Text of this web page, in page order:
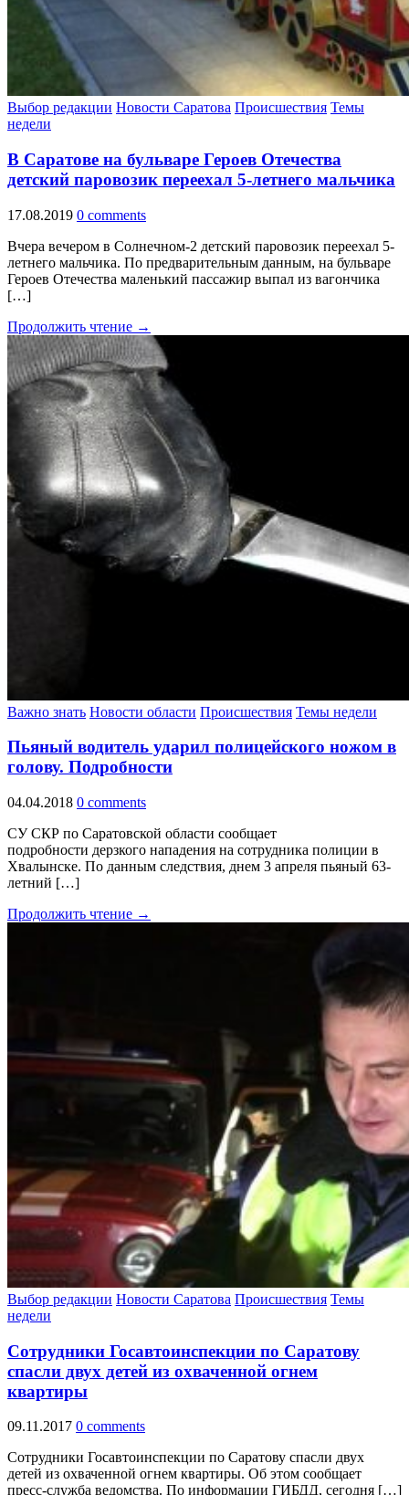
Выбор редакции Новости Саратова Происшествия Темы
недели
В Саратове на бульваре Героев Отечества
детский паровозик переехал 5-летнего мальчика
17.08.2019 0 comments
Вчера вечером в Солнечном-2 детский паровозик переехал 5-
летнего мальчика. По предварительным данным, на бульваре
Героев Отечества маленький пассажир выпал из вагончика
[…]
Продолжить чтение →
Важно знать Новости области Происшествия Темы недели
Пьяный водитель ударил полицейского ножом в
голову. Подробности
04.04.2018 0 comments
СУ СКР по Саратовской области сообщает
подробности дерзкого нападения на сотрудника полиции в
Хвалынске. По данным следствия, днем 3 апреля пьяный 63-
летний […]
Продолжить чтение →
Выбор редакции Новости Саратова Происшествия Темы
недели
Сотрудники Госавтоинспекции по Саратову
спасли двух детей из охваченной огнем
квартиры
09.11.2017 0 comments
Сотрудники Госавтоинспекции по Саратову спасли двух
детей из охваченной огнем квартиры. Об этом сообщает
пресс-служба ведомства. По информации ГИБДД, сегодня […]